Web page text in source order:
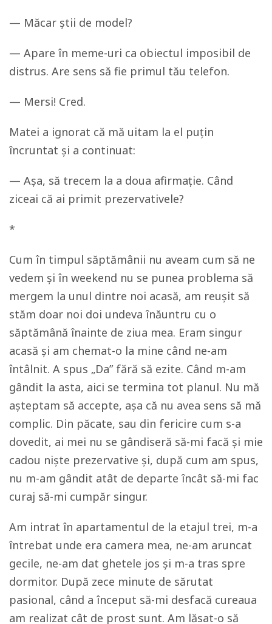
— Măcar știi de model?
— Apare în meme-uri ca obiectul imposibil de
distrus. Are sens să fie primul tău telefon.
— Mersi! Cred.
Matei a ignorat că mă uitam la el puțin
încruntat și a continuat:
— Așa, să trecem la a doua afirmație. Când
ziceai că ai primit prezervativele?
*
Cum în timpul săptămânii nu aveam cum să ne
vedem și în weekend nu se punea problema să
mergem la unul dintre noi acasă, am reușit să
stăm doar noi doi undeva înăuntru cu o
săptămână înainte de ziua mea. Eram singur
acasă și am chemat-o la mine când ne-am
întâlnit. A spus „Da” fără să ezite. Când m-am
gândit la asta, aici se termina tot planul. Nu mă
așteptam să accepte, așa că nu avea sens să mă
complic. Din păcate, sau din fericire cum s-a
dovedit, ai mei nu se gândiseră să-mi facă și mie
cadou niște prezervative și, după cum am spus,
nu m-am gândit atât de departe încât să-mi fac
curaj să-mi cumpăr singur.
Am intrat în apartamentul de la etajul trei, m-a
întrebat unde era camera mea, ne-am aruncat
gecile, ne-am dat ghetele jos și m-a tras spre
dormitor. După zece minute de sărutat
pasional, când a început să-mi desfacă cureaua
am realizat cât de prost sunt. Am lăsat-o să